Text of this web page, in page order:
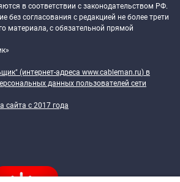
в соответствии с законодательством РФ.
без согласования с редакцией не более трети
материала, с обязательной прямой
(интернет-адреса www.cableman.ru) в
данных пользователей сети
сайта c 2017 года